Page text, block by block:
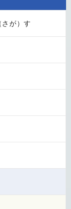
が）す